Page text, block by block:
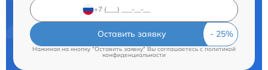
Оставить заявку
Нажимая на кнопку "Оставить заявку" Вы соглашаетесь cполитикой
конфиденциальности